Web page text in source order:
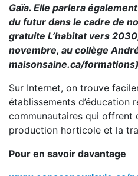
Gaïa. Elle parlera
du futur dans le cadre de
gratuite L’habitat vers
novembre, au collège
maisonsaine.ca/
Sur Internet, on trouve
établissements d’éducation
communautaires qui offrent
production horticole et la
Pour en savoir davantage